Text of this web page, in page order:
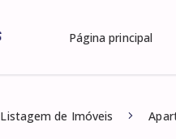
Página principal
Listagem de Imóveis